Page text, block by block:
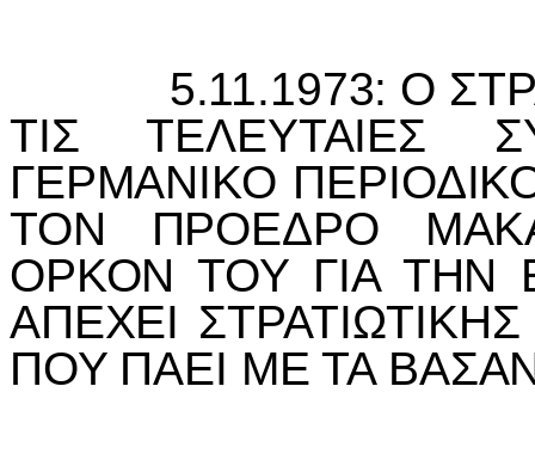
5.11.1973: Ο
ΤIΣ ΤΕΛΕΥΤΑIΕΣ
ΓΕΡΜΑΝIΚΟ
ΤΟΝ ΠΡΟΕΔΡΟ
ΟΡΚΟΝ ΤΟΥ ΓIΑ ΤΗΝ
ΑΠΕΧΕI
ΠΟΥ ΠΑΕI ΜΕ ΤΑ